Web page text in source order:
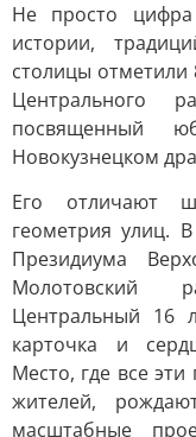
Не просто
истории,
столицы
Центрального
посвященный
Новокузнецком
Его отличают
геометрия улиц.
Президиума
Молотовский
Центральный 16
карточка и
Место, где все
жителей,
масштабные